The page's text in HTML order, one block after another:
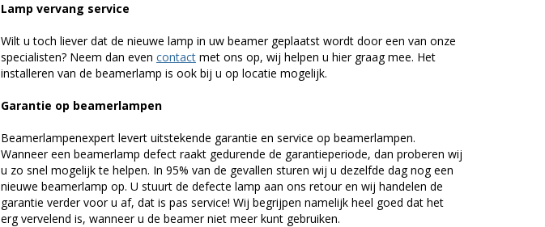
Lamp vervang service
Wilt u toch liever dat de nieuwe lamp in uw beamer geplaatst wordt door een van onze
specialisten? Neem dan even contact met ons op, wij helpen u hier graag mee. Het
installeren van de beamerlamp is ook bij u op locatie mogelijk.
Garantie op beamerlampen
Beamerlampenexpert levert uitstekende garantie en service op beamerlampen.
Wanneer een beamerlamp defect raakt gedurende de garantieperiode, dan proberen wij
u zo snel mogelijk te helpen. In 95% van de gevallen sturen wij u dezelfde dag nog een
nieuwe beamerlamp op. U stuurt de defecte lamp aan ons retour en wij handelen de
garantie verder voor u af, dat is pas service! Wij begrijpen namelijk heel goed dat het
erg vervelend is, wanneer u de beamer niet meer kunt gebruiken.